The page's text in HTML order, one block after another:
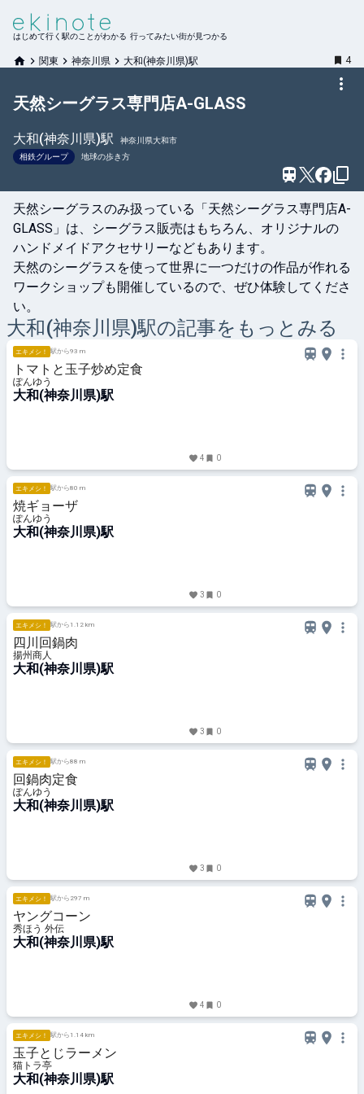
はじめて行く駅のことがわかる 行ってみたい街が見つかる
関東 神奈川県 大和(神奈川県)駅 4
天然シーグラス専門店A-GLASS
大和(神奈川県)駅
神奈川県大和市
相鉄グループ
地球の歩き方
天然シーグラスのみ扱っている「天然シーグラス専門店A-
GLASS」は、シーグラス販売はもちろん、オリジナルの
ハンドメイドアクセサリーなどもあります。
天然のシーグラスを使って世界に一つだけの作品が作れる
ワークショップも開催しているので、ぜひ体験してくださ
い。
大和(神奈川県)駅の記事をもっとみる
エキメシ！ 駅から93 m
トマトと玉子炒め定食
ぽんゆう
大和(神奈川県)駅
4 0
エキメシ！ 駅から80 m
焼ギョーザ
ぽんゆう
大和(神奈川県)駅
3 0
エキメシ！ 駅から1.12 km
四川回鍋肉
揚州商人
大和(神奈川県)駅
3 0
エキメシ！ 駅から88 m
回鍋肉定食
ぽんゆう
大和(神奈川県)駅
3 0
エキメシ！ 駅から297 m
ヤングコーン
秀ほう 外伝
大和(神奈川県)駅
4 0
エキメシ！ 駅から1.14 km
玉子とじラーメン
猫トラ亭
大和(神奈川県)駅